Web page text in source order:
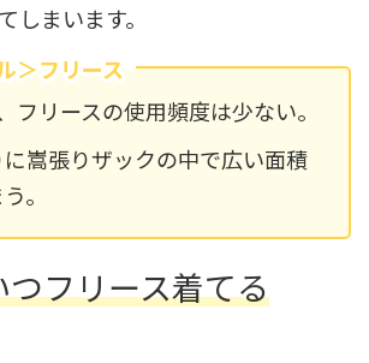
しまいます。
＞フリース
フリースの使用頻度は少ない。
嵩張りザックの中で広い面積
。
フリース着てる